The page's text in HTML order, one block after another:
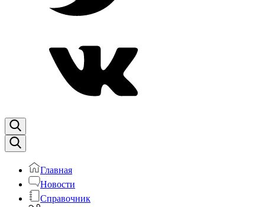
Главная
Новости
Справочник